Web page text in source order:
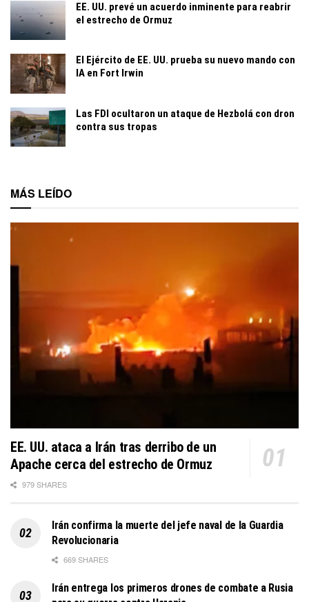
EE. UU. prevé un acuerdo inminente para reabrir
el estrecho de Ormuz
El Ejército de EE. UU. prueba su nuevo mando con
IA en Fort Irwin
Las FDI ocultaron un ataque de Hezbolá con dron
contra sus tropas
MÁS LEÍDO
EE. UU. ataca a Irán tras derribo de un
Apache cerca del estrecho de Ormuz
979 SHARES
Irán confirma la muerte del jefe naval de la Guardia
Revolucionaria
669 SHARES
Irán entrega los primeros drones de combate a Rusia